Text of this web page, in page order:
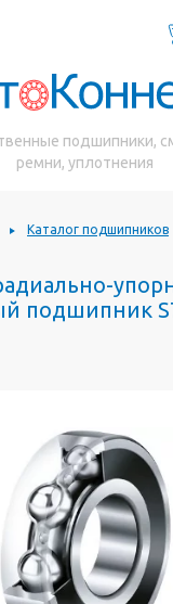
подшипники,
ремни, уплотнения
Каталог подшипников
подшипник